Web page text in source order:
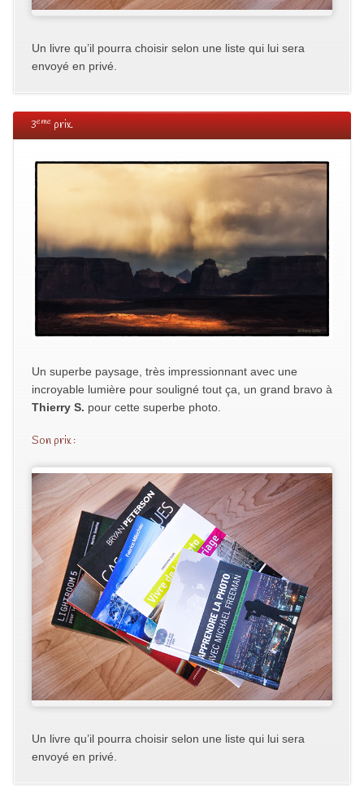
Un livre qu’il pourra choisir selon une liste qui lui sera
envoyé en privé.
3emeprix.
Un superbe paysage, très impressionnant avec une
incroyable lumière pour souligné tout ça, un grand bravo à
Thierry S. pour cette superbe photo.
Son prix :
Un livre qu’il pourra choisir selon une liste qui lui sera
envoyé en privé.